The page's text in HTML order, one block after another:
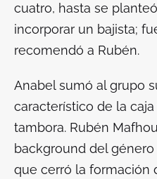
cuatro, hasta se
incorporar un bajista;
recomendó a Rubén.
Anabel sumó al grupo
característico de la
tambora. Rubén
background del género
que cerró la formación